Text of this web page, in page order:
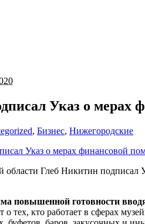
Указ о мерах
, Бизнес, Нижегородские
области Глеб Никитин
повышенной готовности
о тех, кто работает в сферах